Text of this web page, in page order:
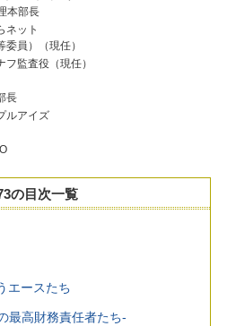
本部長
ネット
員）（現任）
監査役（現任）
長
ルアイズ
の目次一覧
エースたち
最高財務責任者たち-